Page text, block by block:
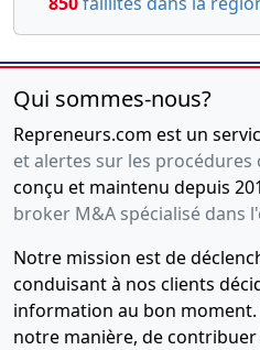
Qui sommes-nous?
Repreneurs.com est un
et alertes sur les procédures
conçu et maintenu depuis
broker M&A spécialisé dans
Notre mission est de
conduisant à nos clients
information au bon
notre manière, de